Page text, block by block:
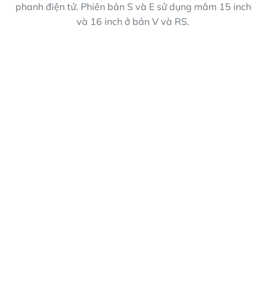
phanh điện tử. Phiên bản S và E sử dụng mâm 15 inch
và 16 inch ở bản V và RS.